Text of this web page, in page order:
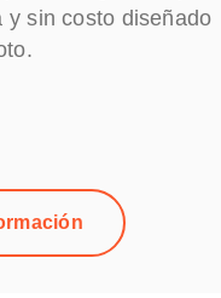
y sin costo diseñado